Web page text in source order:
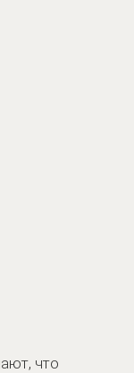
что